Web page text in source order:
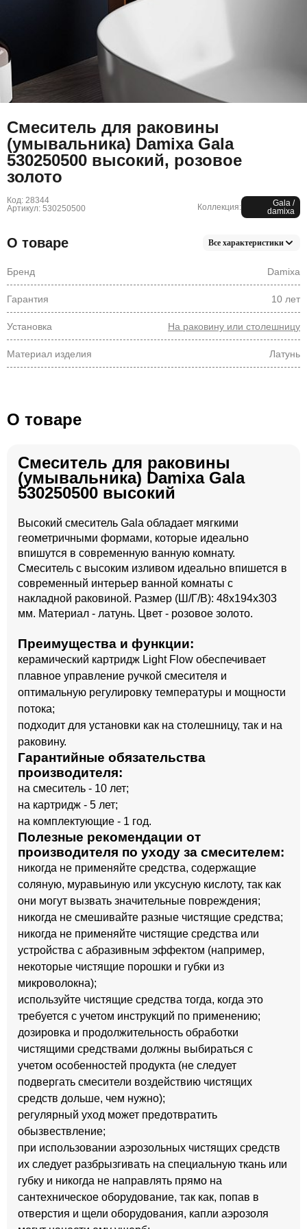
Смеситель для раковины
(умывальника) Damixa Gala
530250500 высокий, розовое
золото
Код: 28344
Артикул: 530250500
Коллекция:
Gala /
damixa
О товаре Все характеристики
Бренд Damixa
Гарантия 10 лет
Установка На раковину или столешницу
Материал изделия Латунь
О товаре
Смеситель для раковины
(умывальника) Damixa Gala
530250500 высокий
Высокий смеситель Gala обладает мягкими
геометричными формами, которые идеально
впишутся в современную ванную комнату.
Смеситель с высоким изливом идеально впишется в
современный интерьер ванной комнаты с
накладной раковиной. Размер (Ш/Г/В): 48x194x303
мм. Материал - латунь. Цвет - розовое золото.
Преимущества и функции:
керамический картридж Light Flow обеспечивает
плавное управление ручкой смесителя и
оптимальную регулировку температуры и мощности
потока;
подходит для установки как на столешницу, так и на
раковину.
Гарантийные обязательства
производителя:
на смеситель - 10 лет;
на картридж - 5 лет;
на комплектующие - 1 год.
Полезные рекомендации от
производителя по уходу за смесителем:
никогда не применяйте средства, содержащие
соляную, муравьиную или уксусную кислоту, так как
они могут вызвать значительные повреждения;
никогда не смешивайте разные чистящие средства;
никогда не применяйте чистящие средства или
устройства с абразивным эффектом (например,
некоторые чистящие порошки и губки из
микроволокна);
используйте чистящие средства тогда, когда это
требуется с учетом инструкций по применению;
дозировка и продолжительность обработки
чистящими средствами должны выбираться с
учетом особенностей продукта (не следует
подвергать смесители воздействию чистящих
средств дольше, чем нужно);
регулярный уход может предотвратить
обызвествление;
при использовании аэрозольных чистящих средств
их следует разбрызгивать на специальную ткань или
губку и никогда не направлять прямо на
сантехническое оборудование, так как, попав в
отверстия и щели оборудования, капли аэрозоля